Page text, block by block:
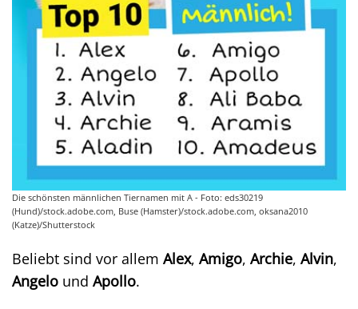
Die schönsten männlichen Tiernamen mit A - Foto: eds30219
(Hund)/stock.adobe.com, Buse (Hamster)/stock.adobe.com, oksana2010
(Katze)/Shutterstock
Beliebt sind vor allem Alex, Amigo, Archie, Alvin,
Angelo und Apollo.